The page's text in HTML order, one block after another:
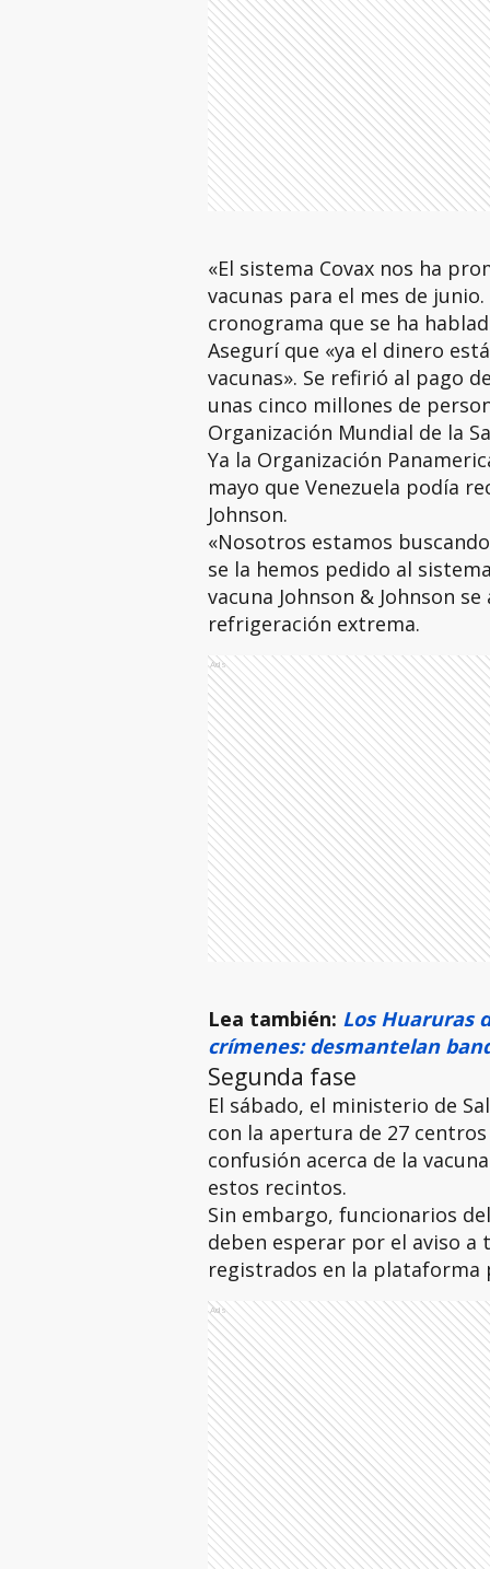
«El sistema Covax nos ha
vacunas para el mes de
cronograma que se ha
Asegurí que «ya el dinero
vacunas». Se refirió al pago
unas cinco millones de
Organización Mundial de la
Ya la Organización
mayo que Venezuela podía
Johnson.
«Nosotros estamos buscando
se la hemos pedido al
vacuna Johnson & Johnson
refrigeración extrema.
Ads
Lea también: Los Huaruras
crímenes: desmantelan
Segunda fase
El sábado, el ministerio de
con la apertura de 27
confusión acerca de la
estos recintos.
Sin embargo, funcionarios
deben esperar por el aviso a
registrados en la plataforma
Ads